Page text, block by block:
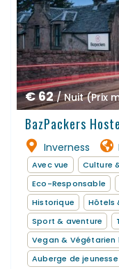
€ 62/ Nuit (Prix
BazPackers
Inverness
Avec vue Culture
Eco-Responsable
Historique
Hôtels
Sport & aventure
Vegan & Végétarien
Auberge de jeunesse